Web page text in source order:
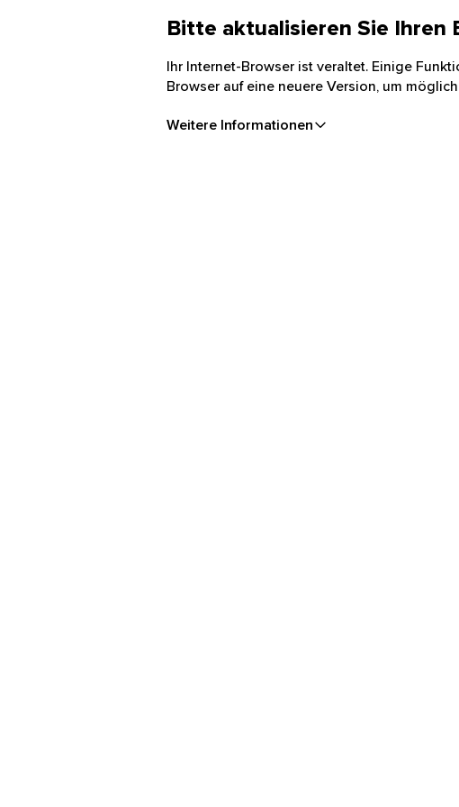
Bitte aktualisieren Sie Ihren
Ihr Internet-Browser ist veraltet. Einige
Browser auf eine neuere Version, um
Weitere Informationen